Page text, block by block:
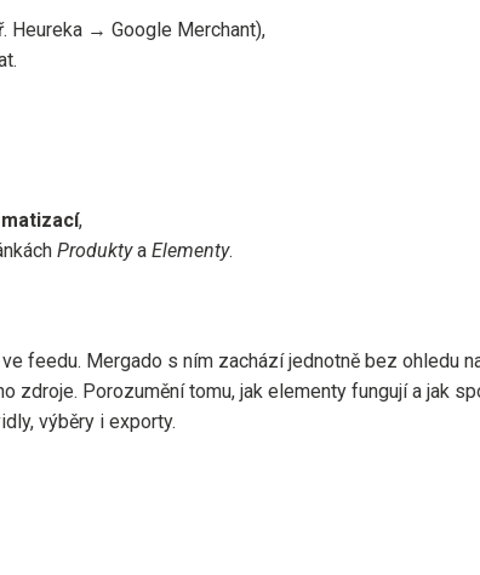
Heureka → Google Merchant),
,
Produktya Elementy.
feedu. Mergado s ním zachází jednotně bez ohledu
zdroje. Porozumění tomu, jak elementy fungují a jak
výběry i exporty.